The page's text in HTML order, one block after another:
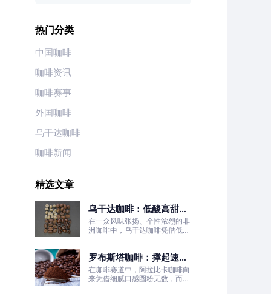
热门分类
中国咖啡
咖啡资讯
咖啡赛事
外国咖啡
乌干达咖啡
咖啡新闻
精选文章
乌干达咖啡：低酸高甜！
被严重低估的日常治愈口
粮豆
在一众风味张扬、个性浓烈的非
洲咖啡中，乌干达咖啡凭借低酸
众对非洲咖啡“酸涩浓烈、刺激
性强”的刻板印象。
罗布斯塔咖啡：撑起速溶
咖啡半壁江山
在咖啡赛道中，阿拉比卡咖啡向
来凭借细腻口感圈粉无数，而罗